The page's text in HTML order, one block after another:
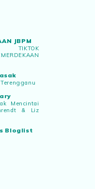
JBPM
TIKTOK
Mencintai
& Liz
Bloglist